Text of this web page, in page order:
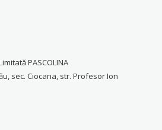
PASCOLINA
sec. Ciocana, str. Profesor Ion